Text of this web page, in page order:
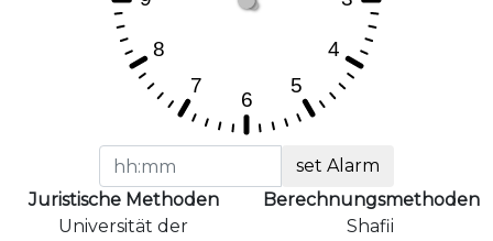
set Alarm
Juristische Methoden
Universität der
Berechnungsmethoden
Shafii